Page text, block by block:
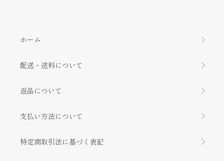
ホーム
配送・送料について
返品について
支払い方法について
特定商取引法に基づく表記